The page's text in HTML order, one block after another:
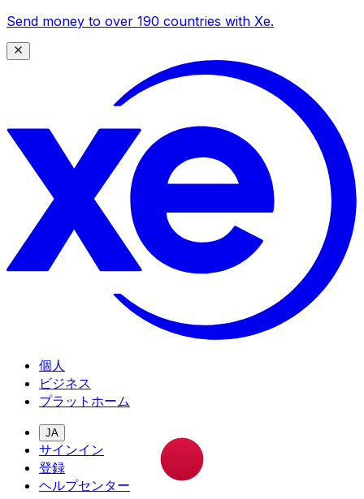
Send money to over 190 countries with Xe.
個人
ビジネス
プラットホーム
JA
サインイン
登録
ヘルプセンター